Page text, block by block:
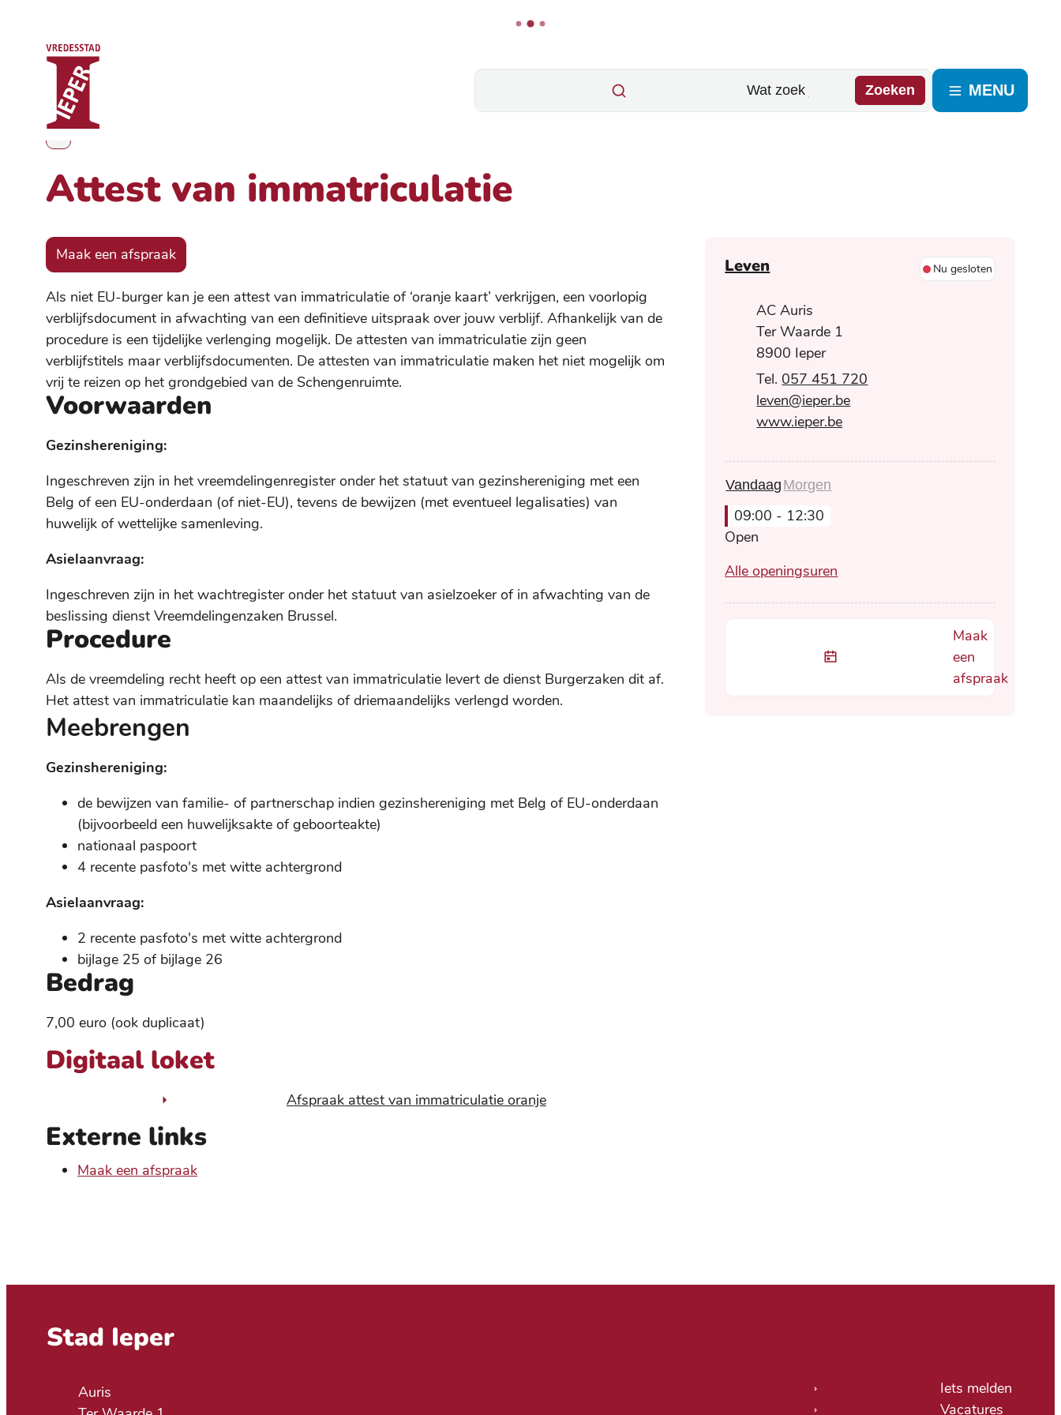
Naar inhoud
Stad Ieper
Zoeken MENU
Toon alle broodkruimel items
Attest van immatriculatie
Maak een afspraak
Als niet EU-burger kan je een attest van immatriculatie of ‘oranje kaart’ verkrijgen, een voorlopig
verblijfsdocument in afwachting van een definitieve uitspraak over jouw verblijf. Afhankelijk van de
procedure is een tijdelijke verlenging mogelijk. De attesten van immatriculatie zijn geen
verblijfstitels maar verblijfsdocumenten. De attesten van immatriculatie maken het niet mogelijk om
vrij te reizen op het grondgebied van de Schengenruimte.
Voorwaarden
Gezinshereniging:
Ingeschreven zijn in het vreemdelingenregister onder het statuut van gezinshereniging met een
Belg of een EU-onderdaan (of niet-EU), tevens de bewijzen (met eventueel legalisaties) van
huwelijk of wettelijke samenleving.
Asielaanvraag:
Ingeschreven zijn in het wachtregister onder het statuut van asielzoeker of in afwachting van de
beslissing dienst Vreemdelingenzaken Brussel.
Procedure
Als de vreemdeling recht heeft op een attest van immatriculatie levert de dienst Burgerzaken dit af.
Het attest van immatriculatie kan maandelijks of driemaandelijks verlengd worden.
Meebrengen
Gezinshereniging:
de bewijzen van familie- of partnerschap indien gezinshereniging met Belg of EU-onderdaan
(bijvoorbeeld een huwelijksakte of geboorteakte)
nationaal paspoort
4 recente pasfoto's met witte achtergrond
Asielaanvraag:
2 recente pasfoto's met witte achtergrond
bijlage 25 of bijlage 26
Bedrag
7,00 euro (ook duplicaat)
Digitaal loket
Afspraak attest van immatriculatie oranje
Externe links
Maak een afspraak
Leven Nu gesloten
AdresAC Auris
Ter Waarde 1
,8900 Ieper
057 451 720
E-mailleven@ieper.be
Websitewww.ieper.be
Vandaag Morgen
09:00 - 12:30
Open
Alle openingsuren
Maak
een
afspraak
Contact & openingsuren
Stad Ieper
AdresAuris
Iets melden
Vacatures